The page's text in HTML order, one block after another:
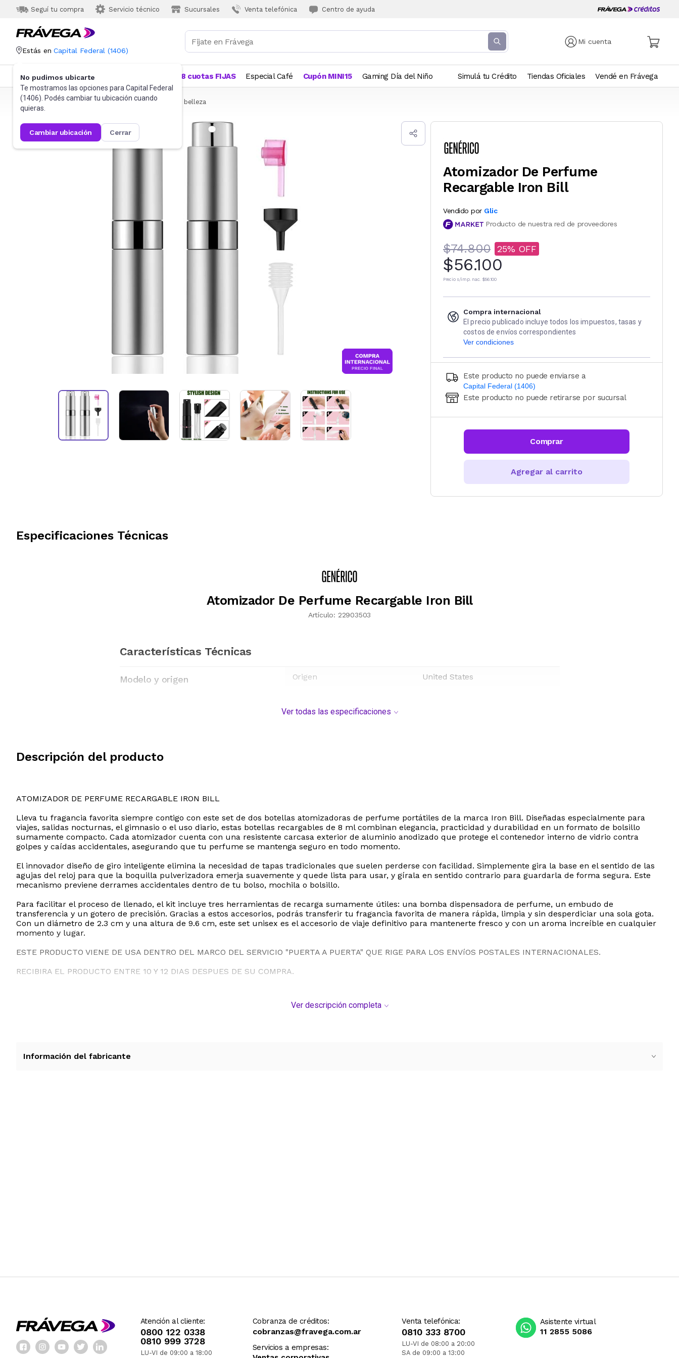
Seguí tu compra Servicio técnico Sucursales Venta telefónica Centro de ayuda
Mi cuenta
Estás en Capital Federal (1406)
No pudimos ubicarte
Te mostramos las opciones para Capital Federal
(1406). Podés cambiar tu ubicación cuando
quieras.
cambiar ubicación cerrar
Categorías Más Vendidos 18 cuotas FIJAS Especial Café Cupón MINI15 Gaming Día del Niño Simulá tu Crédito Tiendas Oficiales Vendé en Frávega
Frávega Belleza y Cuidado Corporal Accesorios de belleza
Atomizador De Perfume
Recargable Iron Bill
Vendido por Glic
Producto de nuestra red de proveedores
$74.800 25
$56.100
Precio s/imp. nac. $56.100
Compra internacional
El precio publicado incluye todos los impuestos, tasas y
costos de envíos correspondientes
Ver condiciones
Este producto no puede enviarse a
Capital Federal (1406)
Ingresá código postal (sólo números)
CALCULAR
Este producto no puede retirarse por sucursal
Comprar
Agregar al carrito
Especificaciones Técnicas
Atomizador De Perfume Recargable Iron Bill
Artículo: 22903503
Características Técnicas
Modelo y origen Origen United States
Ver todas las especificaciones
Descripción del producto
ATOMIZADOR DE PERFUME RECARGABLE IRON BILL
Lleva tu fragancia favorita siempre contigo con este set de dos botellas atomizadoras de perfume portátiles de la marca Iron Bill. Diseñadas especialmente para
viajes, salidas nocturnas, el gimnasio o el uso diario, estas botellas recargables de 8 ml combinan elegancia, practicidad y durabilidad en un formato de bolsillo
sumamente compacto. Cada atomizador cuenta con una resistente carcasa exterior de aluminio anodizado que protege el contenedor interno de vidrio contra
golpes y caídas accidentales, asegurando que tu perfume se mantenga seguro en todo momento.
El innovador diseño de giro inteligente elimina la necesidad de tapas tradicionales que suelen perderse con facilidad. Simplemente gira la base en el sentido de las
agujas del reloj para que la boquilla pulverizadora emerja suavemente y quede lista para usar, y gírala en sentido contrario para guardarla de forma segura. Este
mecanismo previene derrames accidentales dentro de tu bolso, mochila o bolsillo.
Para facilitar el proceso de llenado, el kit incluye tres herramientas de recarga sumamente útiles: una bomba dispensadora de perfume, un embudo de
transferencia y un gotero de precisión. Gracias a estos accesorios, podrás transferir tu fragancia favorita de manera rápida, limpia y sin desperdiciar una sola gota.
Con un diámetro de 2.3 cm y una altura de 9.6 cm, este set unisex es el accesorio de viaje definitivo para mantenerte fresco y con un aroma increíble en cualquier
momento y lugar.
ESTE PRODUCTO VIENE DE USA DENTRO DEL MARCO DEL SERVICIO "PUERTA A PUERTA" QUE RIGE PARA LOS ENVíOS POSTALES INTERNACIONALES.
RECIBIRA EL PRODUCTO ENTRE 10 Y 12 DIAS DESPUES DE SU COMPRA.
Ver descripción completa
Información del fabricante
Atención al cliente:
0800 122 0338
0810 999 3728
LU-VI de 09:00 a 18:00
Cobranza de créditos:
cobranzas@fravega.com.ar
Servicios a empresas:
Venta telefónica:
0810 333 8700
LU-VI de 08:00 a 20:00
SA de 09:00 a 13:00
Asistente virtual
11 2855 5086